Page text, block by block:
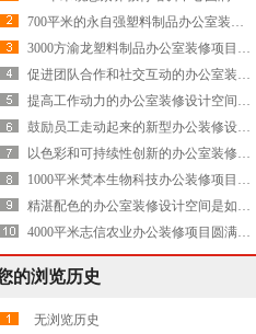
700平米的永自强塑料制品办公室装修项目圆满交付
3000方渝龙塑料制品办公室装修项目圆满交付
促进团队合作和社交互动的办公室装修设计空间是怎样的——Evolution
提高工作动力的办公室装修设计空间是怎样的——Avnet
鼓励员工走动起来的新型办公装修设计空间是怎样打造的——康稳
以色彩和可持续性创新的办公室装修设计空间是怎样打造的——Servier施维雅
1000平米梵本生物科技办公装修项目圆满交付
精湛配色的办公室装修设计空间是如何打造的——再生能源 Axpo Group
4000平米志信农业办公装修项目圆满交付
的浏览历史
无浏览历史